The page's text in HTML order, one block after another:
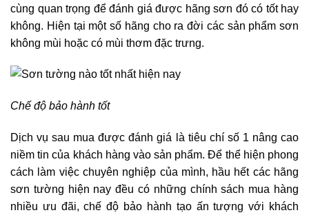
cùng quan trọng để đánh giá được hãng sơn đó có tốt hay
không. Hiện tại một số hãng cho ra đời các sản phẩm sơn
không mùi hoặc có mùi thơm đặc trưng.
Chế độ bảo hành tốt
Dịch vụ sau mua được đánh giá là tiêu chí số 1 nâng cao
niềm tin của khách hàng vào sản phẩm. Để thể hiện phong
cách làm việc chuyên nghiệp của mình, hầu hết các hãng
sơn tường hiện nay đều có những chính sách mua hàng
nhiều ưu đãi, chế độ bảo hành tạo ấn tượng với khách